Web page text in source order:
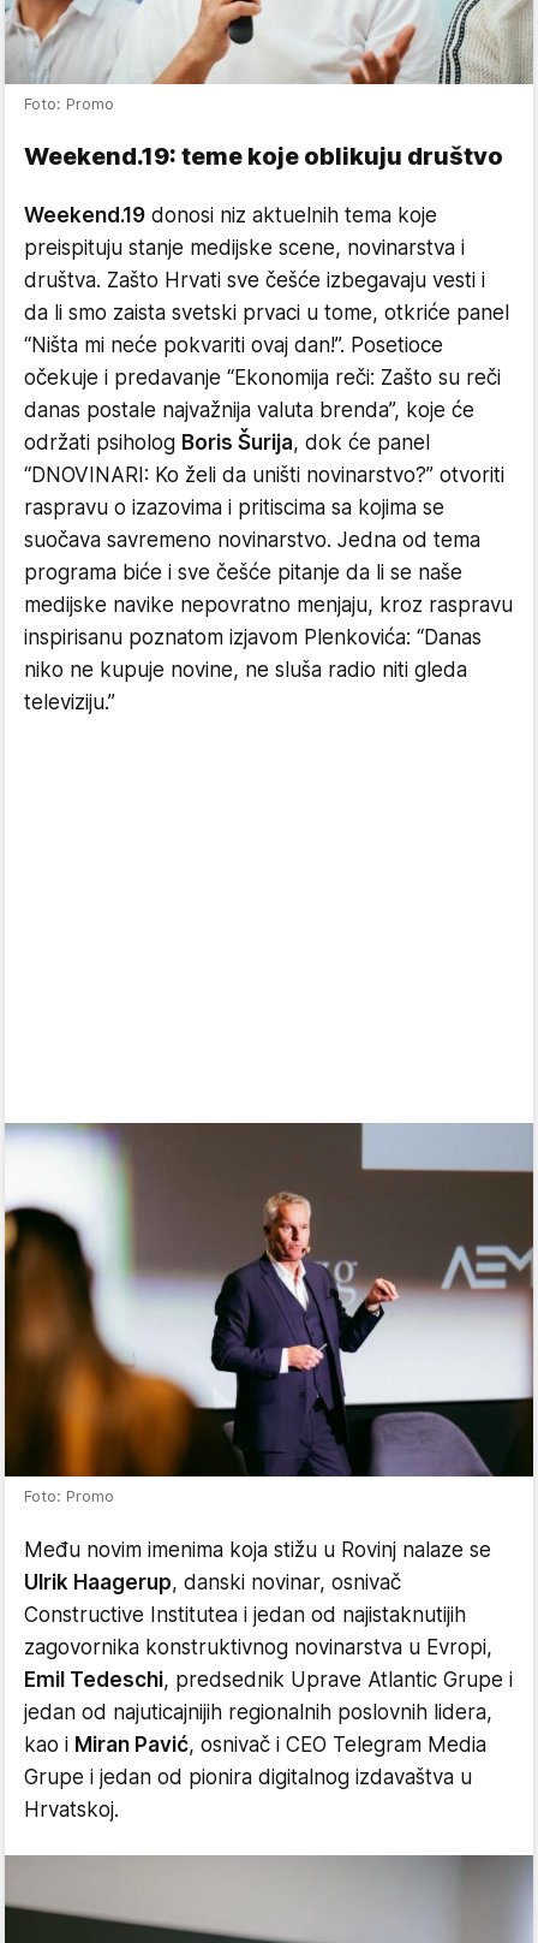
Foto: Promo
Weekend.19: teme koje oblikuju društvo
Weekend.19 donosi niz aktuelnih tema koje
preispituju stanje medijske scene, novinarstva i
društva. Zašto Hrvati sve češće izbegavaju vesti i
da li smo zaista svetski prvaci u tome, otkriće panel
“Ništa mi neće pokvariti ovaj dan!”. Posetioce
očekuje i predavanje “Ekonomija reči: Zašto su reči
danas postale najvažnija valuta brenda”, koje će
održati psiholog Boris Šurija, dok će panel
“DNOVINARI: Ko želi da uništi novinarstvo?” otvoriti
raspravu o izazovima i pritiscima sa kojima se
suočava savremeno novinarstvo. Jedna od tema
programa biće i sve češće pitanje da li se naše
medijske navike nepovratno menjaju, kroz raspravu
inspirisanu poznatom izjavom Plenkovića: “Danas
niko ne kupuje novine, ne sluša radio niti gleda
televiziju.”
Foto: Promo
Među novim imenima koja stižu u Rovinj nalaze se
Ulrik Haagerup, danski novinar, osnivač
Constructive Institutea i jedan od najistaknutijih
zagovornika konstruktivnog novinarstva u Evropi,
Emil Tedeschi, predsednik Uprave Atlantic Grupe i
jedan od najuticajnijih regionalnih poslovnih lidera,
kao i Miran Pavić, osnivač i CEO Telegram Media
Grupe i jedan od pionira digitalnog izdavaštva u
Hrvatskoj.